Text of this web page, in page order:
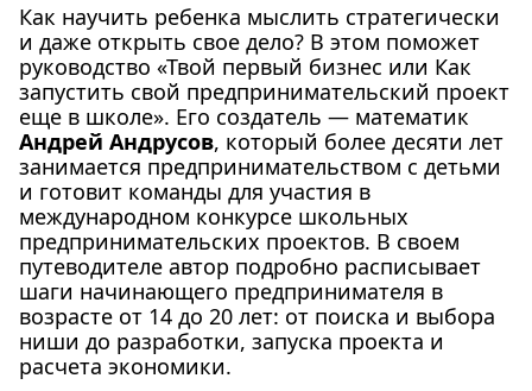
Как научить ребенка мыслить стратегически
и даже открыть свое дело? В этом поможет
руководство «Твой первый бизнес или Как
запустить свой предпринимательский проект
еще в школе». Его создатель — математик
Андрей Андрусов, который более десяти лет
занимается предпринимательством с детьми
и готовит команды для участия в
международном конкурсе школьных
предпринимательских проектов. В своем
путеводителе автор подробно расписывает
шаги начинающего предпринимателя в
возрасте от 14 до 20 лет: от поиска и выбора
ниши до разработки, запуска проекта и
расчета экономики.